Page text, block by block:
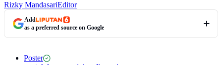
Rizky MandasariEditor
Add
as a preferred source on Google
Poster